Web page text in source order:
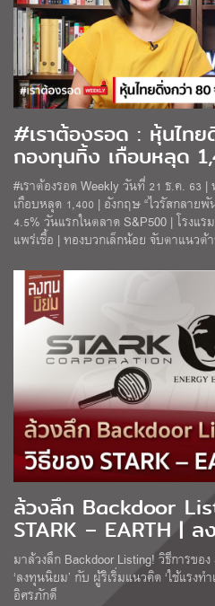
#เราต้องรอด : หุ้นไท
กองทุนทิ้ง เกือบหลุด
#เราต้องรอด Weekly วันที่ 21 ธ.ค. 63
เกือบหลุด 1,400 | อังกฤษ “ไวรัสกลาย
4.5% วันแรกในตลาด S&P500 | โรงแ
แพร่เชื้อ | ทองบวกเล็กน้อย จับตาแนวต้
ล้วงลึก Backdoor
STARK – EARTH |
มาล้วงลึก Backdoor Listing! วิธีการขอ
‘ลงทุนนิยม’ กับ ผู้ริเริ่มแนวคิด ‘ใช้แรงท
อิศรภักดี